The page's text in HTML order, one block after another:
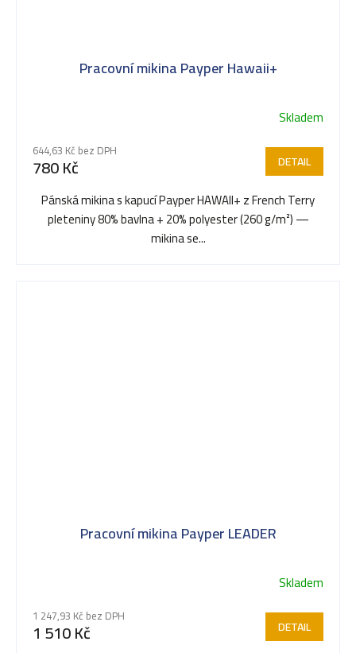
Pracovní mikina Payper Hawaii+
hodnocení
produktu
je
5,0
Skladem
644,63 Kč bez DPH
780 Kč DETAIL
Pánská mikina s kapucí Payper HAWAII+ z French Terry
pleteniny 80% bavlna + 20% polyester (260 g/m²) —
mikina se...
Pracovní mikina Payper LEADER
Skladem
1 247,93 Kč bez DPH
1 510 Kč DETAIL